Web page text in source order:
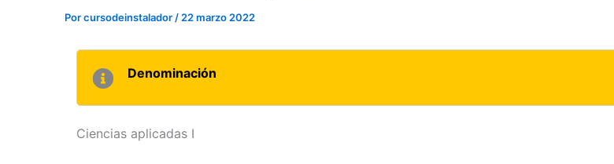
Porcursodeinstalador/22 marzo 2022
Denominación
Ciencias aplicadas I